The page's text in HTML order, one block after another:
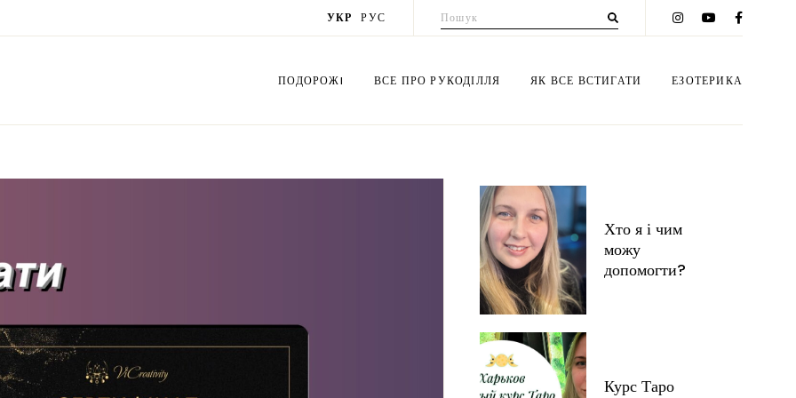
УКР РУС Пошук
для:
ПОДОРОЖI
Естонія
ВСЕ ПРО РУКОДІЛЛЯ
Букет з цукерок
ЯК ВСЕ ВСТИГАТИ
Психологія
Здоров'я
Instagram
Будьте стрункою!
Будинок
ЕЗОТЕРИКА
Таро бібліотека
Нумерологія
Хто я і чим
можу
допомогти?
Курс Таро